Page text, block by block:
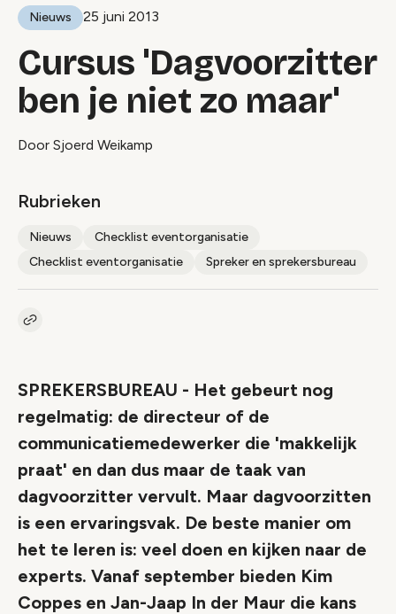
Nieuws 25 juni 2013
Cursus 'Dagvoorzitter
ben je niet zo maar'
Door Sjoerd Weikamp
Rubrieken
Nieuws
Checklist eventorganisatie
Checklist eventorganisatie
Spreker en sprekersbureau
Kopieer link naar artikel
SPREKERSBUREAU - Het gebeurt nog
regelmatig: de directeur of de
communicatiemedewerker die 'makkelijk
praat' en dan dus maar de taak van
dagvoorzitter vervult. Maar dagvoorzitten
is een ervaringsvak. De beste manier om
het te leren is: veel doen en kijken naar de
experts. Vanaf september bieden Kim
Coppes en Jan-Jaap In der Maur die kans